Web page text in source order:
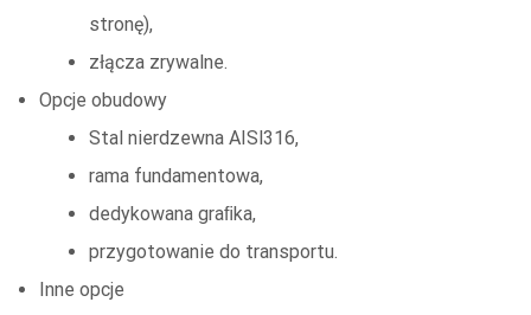
stronę),
złącza zrywalne.
Opcje obudowy
Stal nierdzewna AISl316,
rama fundamentowa,
dedykowana graﬁka,
przygotowanie do transportu.
Inne opcje